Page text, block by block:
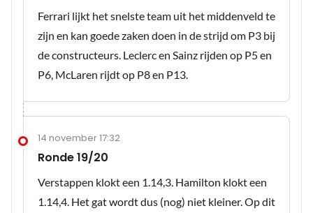
Ferrari lijkt het snelste team uit het middenveld te
zijn en kan goede zaken doen in de strijd om P3 bij
de constructeurs. Leclerc en Sainz rijden op P5 en
P6, McLaren rijdt op P8 en P13.
14 november 17:32
Ronde 19/20
Verstappen klokt een 1.14,3. Hamilton klokt een
1.14,4. Het gat wordt dus (nog) niet kleiner. Op dit